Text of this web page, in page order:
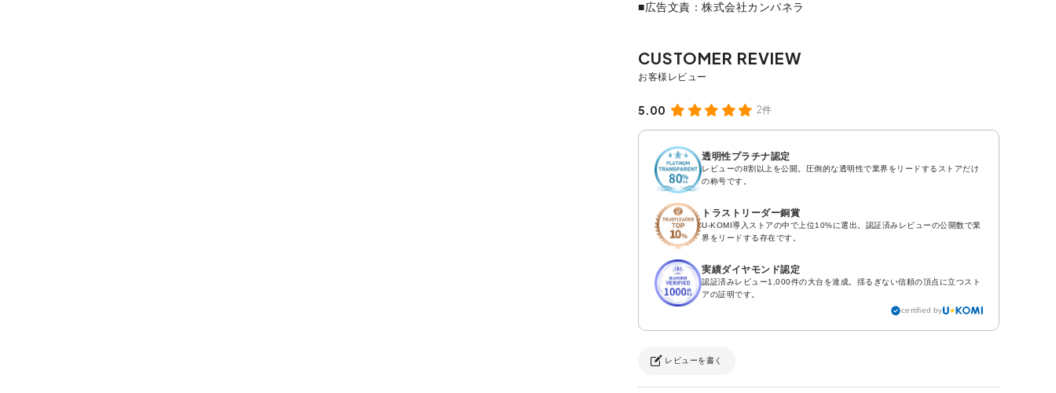
■広告文責：株式会社カンパネラ
5.00 2件
透明性プラチナ認定
レビューの8割以上を公開。圧倒的な透明性で業界をリードするストアだけ
の称号です。
トラストリーダー銅賞
U-KOMI導入ストアの中で上位10%に選出。認証済みレビューの公開数で業
界をリードする存在です。
実績ダイヤモンド認定
認証済みレビュー1,000件の大台を達成。揺るぎない信頼の頂点に立つスト
アの証明です。
certified by
レビューを書く